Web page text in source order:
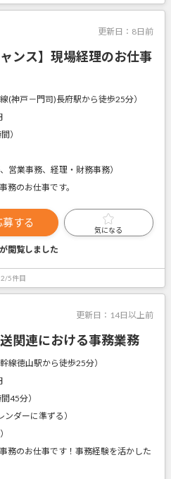
更新日： 8日前
ンス】現場経理のお仕事
(神戸－門司)長府駅から徒歩25分）
）
営業事務、経理・財務事務）
務のお仕事です。
募する
気になる
閲覧しました
2/5件目
更新日： 14日以上前
関連における事務業務
線徳山駅から徒歩25分）
45分）
ダーに準ずる）
務のお仕事です！事務経験を活かした